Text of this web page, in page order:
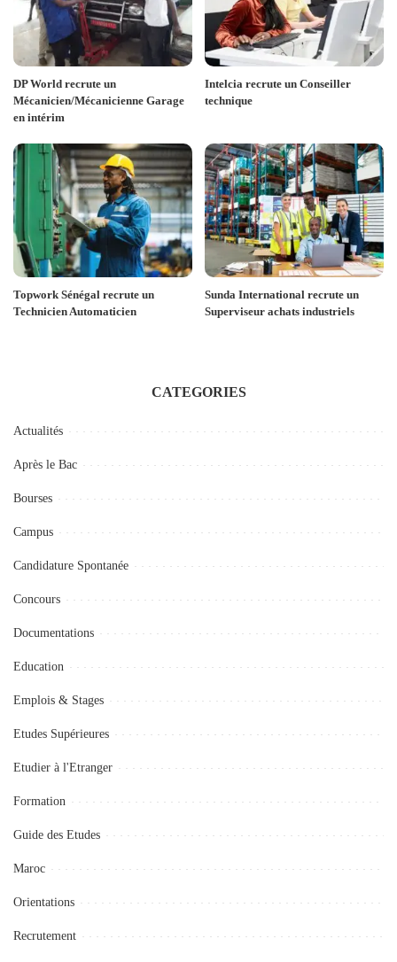
DP World recrute un
Mécanicien/Mécanicienne Garage
en intérim
Intelcia recrute un Conseiller
technique
Topwork Sénégal recrute un
Technicien Automaticien
Sunda International recrute un
Superviseur achats industriels
CATEGORIES
Actualités
Après le Bac
Bourses
Campus
Candidature Spontanée
Concours
Documentations
Education
Emplois & Stages
Etudes Supérieures
Etudier à l'Etranger
Formation
Guide des Etudes
Maroc
Orientations
Recrutement